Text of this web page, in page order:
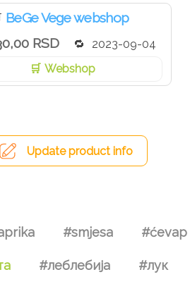
BeGe Vege webshop
RSD
2023-09-04
Webshop
Update product info
#smjesa #ćevap
#леблебија #лук